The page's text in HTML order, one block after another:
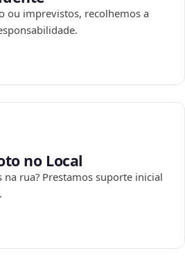
ou imprevistos, recolhemos a
no Local
rua? Prestamos suporte inicial